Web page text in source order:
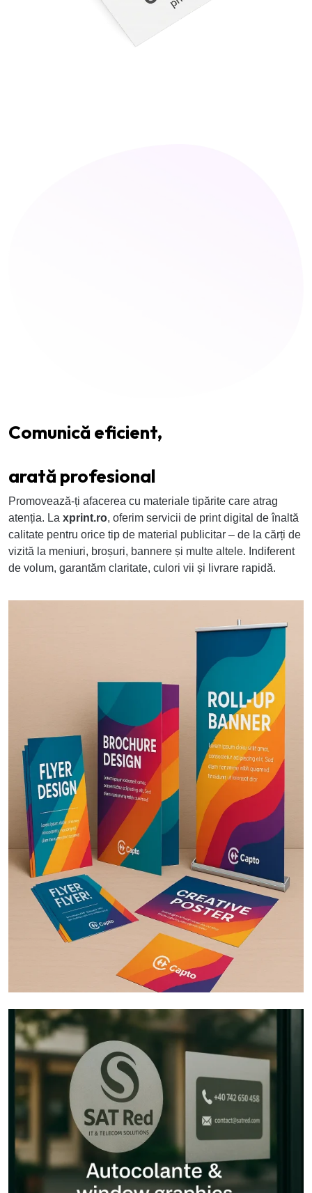
Comunică eficient,
arată profesional
Promovează-ți afacerea cu materiale tipărite care atrag
atenția. La xprint.ro, oferim servicii de print digital de înaltă
calitate pentru orice tip de material publicitar – de la cărți de
vizită la meniuri, broșuri, bannere și multe altele. Indiferent
de volum, garantăm claritate, culori vii și livrare rapidă.